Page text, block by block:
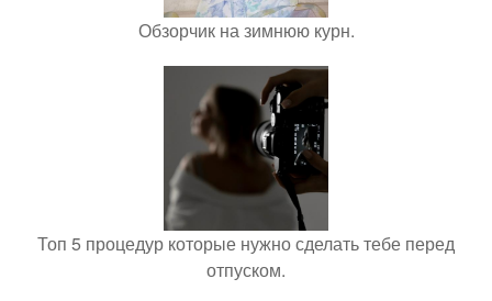
Обзорчик на зимнюю курн.
Топ 5 процедур которые нужно сделать тебе перед
отпуском.